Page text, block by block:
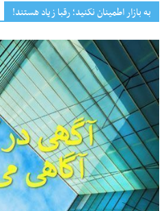
به بازار اطمینان نکنید؛ رقبا زیاد هستند!